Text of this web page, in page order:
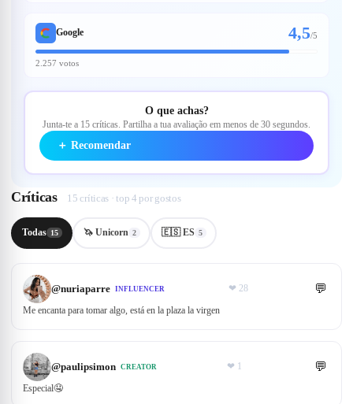
Google 4,5/5
2.257 votos
O que achas?
Junta-te a 15 críticas. Partilha a tua avaliação em menos de 30 segundos.
＋ Recomendar
Críticas 15 críticas · top 4 por gostos
Todas 15 🦄 Unicorn 2 🇪🇸 ES 5
@nuriaparre INFLUENCER ❤ 28 💬
Me encanta para tomar algo, está en la plaza la virgen
@paulipsimon CREATOR ❤ 1 💬
Especial🤤